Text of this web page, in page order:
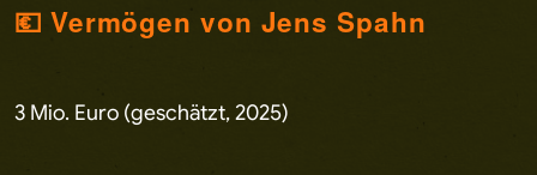
💶 Vermögen von Jens Spahn
3 Mio. Euro (geschätzt, 2025)